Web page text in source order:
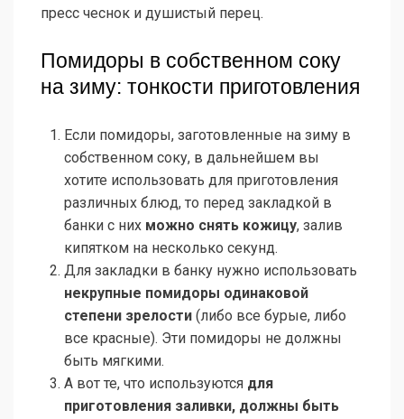
пресс чеснок и душистый перец.
Помидоры в собственном соку
на зиму: тонкости приготовления
Если помидоры, заготовленные на зиму в
собственном соку, в дальнейшем вы
хотите использовать для приготовления
различных блюд, то перед закладкой в
банки с них можно снять кожицу, залив
кипятком на несколько секунд.
Для закладки в банку нужно использовать
некрупные помидоры одинаковой
степени зрелости (либо все бурые, либо
все красные). Эти помидоры не должны
быть мягкими.
А вот те, что используются для
приготовления заливки, должны быть